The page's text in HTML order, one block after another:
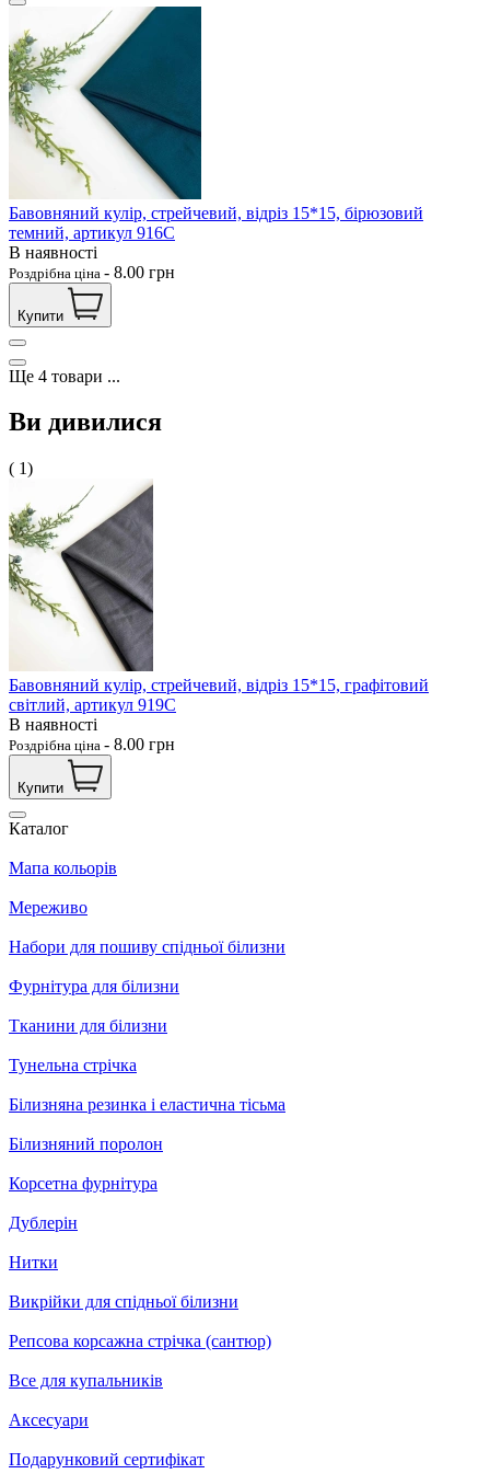
Бавовняний кулір, стрейчевий, відріз 15*15, бірюзовий
темний, артикул 916С
В наявності
Роздрібна ціна - 8.00 грн
Купити
Ще 4 товари ...
Ви дивилися
( 1)
Бавовняний кулір, стрейчевий, відріз 15*15, графітовий
світлий, артикул 919С
В наявності
Роздрібна ціна - 8.00 грн
Купити
Каталог
Мапа кольорів
Мереживо
Набори для пошиву спідньої білизни
Фурнітура для білизни
Тканини для білизни
Тунельна стрічка
Білизняна резинка і еластична тісьма
Білизняний поролон
Корсетна фурнітура
Дублерін
Нитки
Викрійки для спідньої білизни
Репсова корсажна стрічка (сантюр)
Все для купальників
Аксесуари
Подарунковий сертифікат